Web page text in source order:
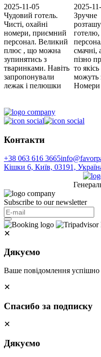
2025-11-05
Чудовий готель.
Чисті, охайні
номери, приємний
персонал. Великий
плюс , що можна
зупинятись з
тваринками. Навіть
запропонували
лежак і пелюшки
2025-
Зручне
смачні,
пізно
то
можуть
Номери
Контакти
+38 063 616 3665
Кішки 6, Київ, 03191,
Subscribe to our newsletter
✕
Дякуємо
Ваше повідомлення успішно
✕
Спасибо за подписку
✕
Дякуємо